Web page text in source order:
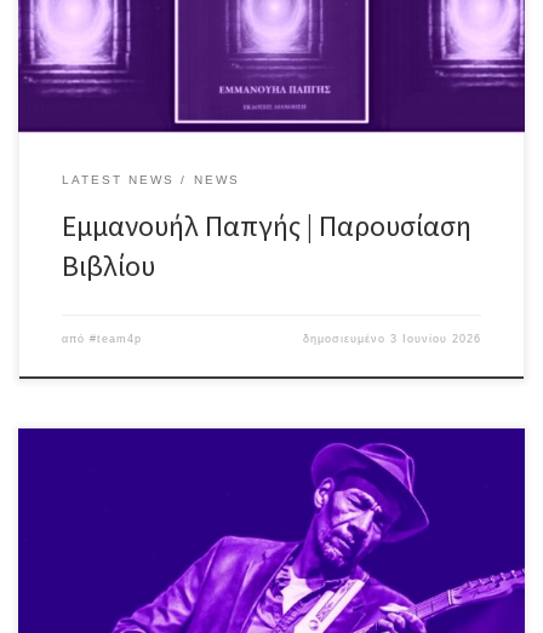
Υπάρχει ελεύθερη βούληση; Τι είναι η αιτιότητα και ποια σχέση
έχει με […]
LATEST NEWS NEWS
Εμμανουήλ Παπγής | Παρουσίαση
Βιβλίου
από #team4p δημοσιευμένο3 Ιουνίου 2026
Ένας παγκοσμίου φήμης bluesman, στην τελευταία – εντός
συνόρων – εμφάνισή του! O Michael Dotson ολοκληρώνει τις
φετινές – εν Ελλάδι – δράσεις του με άλλο ένα εμφατικό live, λίγο
πριν αναχωρήσει για το εξωτερικό και τις Η.Π.Α την Παρασκευή 24
Απριλίου ♪ Μαζί του: Fotis Daskalakis/bass Nick Tsavalos/drums